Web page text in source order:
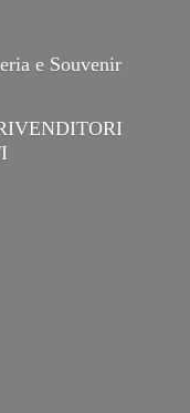
e Souvenir